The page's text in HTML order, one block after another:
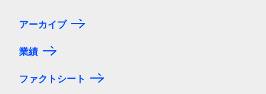
アーカイブ
業績
ファクトシート